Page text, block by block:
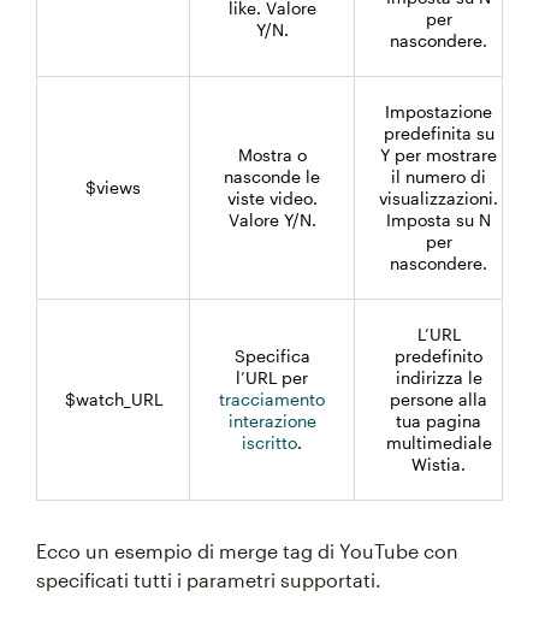
like. Valore
Y/N.
per
nascondere.
$views
Mostra o
nasconde le
viste video.
Valore Y/N.
Impostazione
predefinita su
Y per mostrare
il numero di
visualizzazioni.
Imposta su N
per
nascondere.
$watch_URL
Specifica
l’URL per
tracciamento
interazione
iscritto.
L’URL
predefinito
indirizza le
persone alla
tua pagina
multimediale
Wistia.
Ecco un esempio di merge tag di YouTube con
specificati tutti i parametri supportati.